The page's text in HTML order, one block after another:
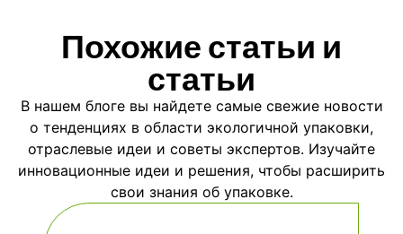
Похожие статьи и
статьи
В нашем блоге вы найдете самые свежие новости
о тенденциях в области экологичной упаковки,
отраслевые идеи и советы экспертов. Изучайте
инновационные идеи и решения, чтобы расширить
свои знания об упаковке.